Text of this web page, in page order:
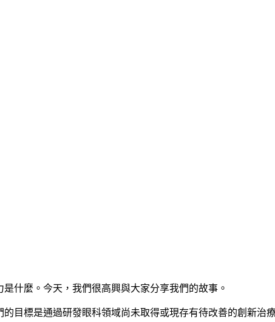
什麼。今天，我們很高興與大家分享我們的故事。
目標是通過研發眼科領域尚未取得或現存有待改善的創新治